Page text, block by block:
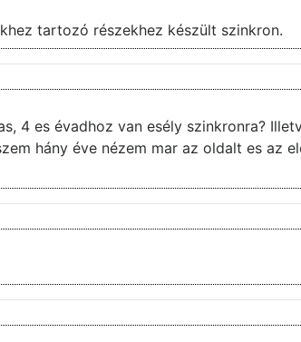
tartozó részekhez készült szinkron.
hány éve nézem mar az oldalt es az